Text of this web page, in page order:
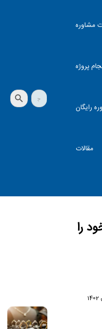
مشاوره
پروژه
رایگان
مقالات
جستجو
برای:
دکمه جستجو
را